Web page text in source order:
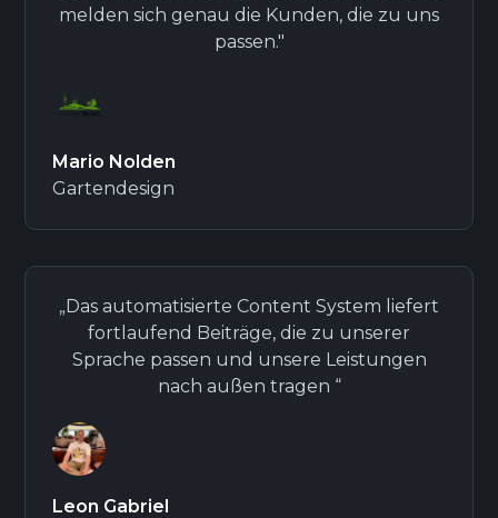
melden sich genau die Kunden, die zu uns
passen."
Mario Nolden
Gartendesign
„Das automatisierte Content System liefert
fortlaufend Beiträge, die zu unserer
Sprache passen und unsere Leistungen
nach außen tragen “
Leon Gabriel